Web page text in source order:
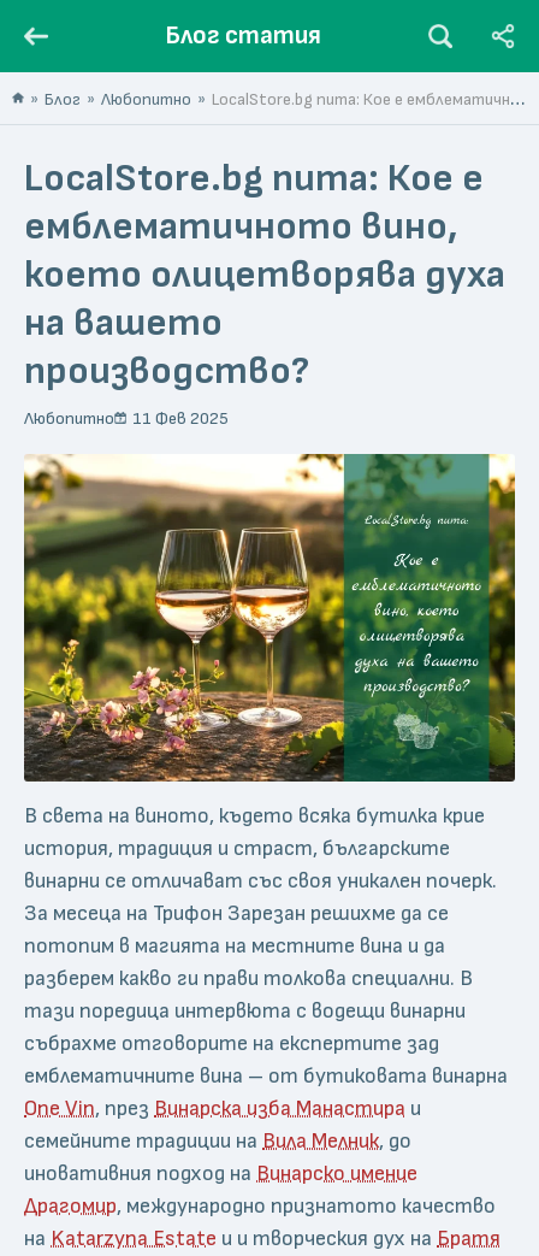
Блог статия
Блог Любопитно LocalStore.bg пита: Кое е емблематичното вино, което олицетворява духа на вашето производство?
LocalStore.bg пита: Кое е
емблематичното вино,
което олицетворява духа
на вашето
производство?
Любопитно 11 Фев 2025
В света на виното, където всяка бутилка крие
история, традиция и страст, българските
винарни се отличават със своя уникален почерк.
За месеца на Трифон Зарезан решихме да се
потопим в магията на местните вина и да
разберем какво ги прави толкова специални. В
тази поредица интервюта с водещи винарни
събрахме отговорите на експертите зад
емблематичните вина – от бутиковата винарна
One Vin, през Винарска изба Манастира и
семейните традиции на Вила Мелник, до
иновативния подход на Винарско имение
Драгомир, международно признатото качество
на Katarzyna Estate и и творческия дух на Братя